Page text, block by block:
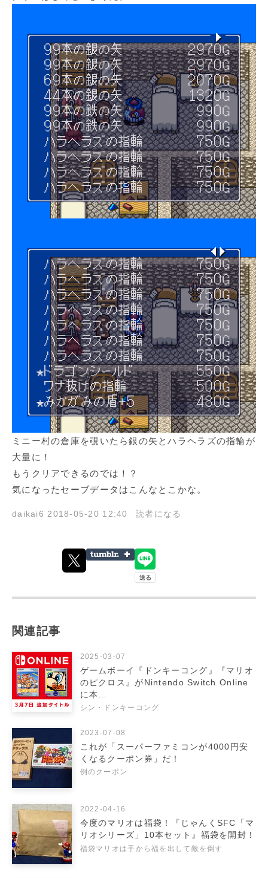
ミニー村の倉庫を覗いたら銀の矢とハラヘラズの指輪が
大量に！
もうクリアできるのでは！？
気になったセーブデータはこんなとこかな。
daikai6 2018-05-20 12:40 読者になる
関連記事
2025-03-07
ゲームボーイ『ドンキーコング』『マリオ
のピクロス』がNintendo Switch Online
に本…
シン・ドンキーコング
2023-07-08
これが「スーパーファミコンが4000円安
くなるクーポン券」だ！
例のクーポン
2022-04-16
今度のマリオは福袋！『じゃんくSFC「マ
リオシリーズ」10本セット』福袋を開封！
福袋マリオは手から福を出して敵を倒す